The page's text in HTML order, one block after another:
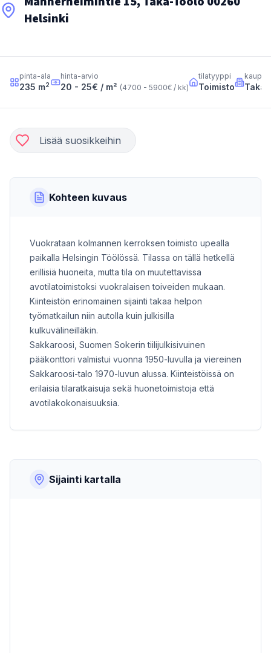
Helsinki
pinta-ala
235 m2
hinta-arvio
20 - 25€ / m² (4700 - 5900€ / kk)
tilatyyppi
Toimisto
Lisää suosikkeihin
Kohteen kuvaus
Vuokrataan kolmannen kerroksen toimisto upealla
paikalla Helsingin Töölössä. Tilassa on tällä hetkellä
erillisiä huoneita, mutta tila on muutettavissa
avotilatoimistoksi vuokralaisen toiveiden mukaan.
Kiinteistön erinomainen sijainti takaa helpon
työmatkailun niin autolla kuin julkisilla
kulkuvälineilläkin.
Sakkaroosi, Suomen Sokerin tiilijulkisivuinen
pääkonttori valmistui vuonna 1950-luvulla ja viereinen
Sakkaroosi-talo 1970-luvun alussa. Kiinteistöissä on
erilaisia tilaratkaisuja sekä huonetoimistoja että
avotilakokonaisuuksia.
Sijainti kartalla